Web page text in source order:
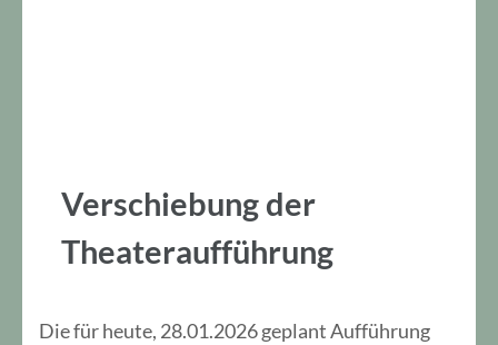
Verschiebung der
Theateraufführung
Die für heute, 28.01.2026 geplant Aufführung